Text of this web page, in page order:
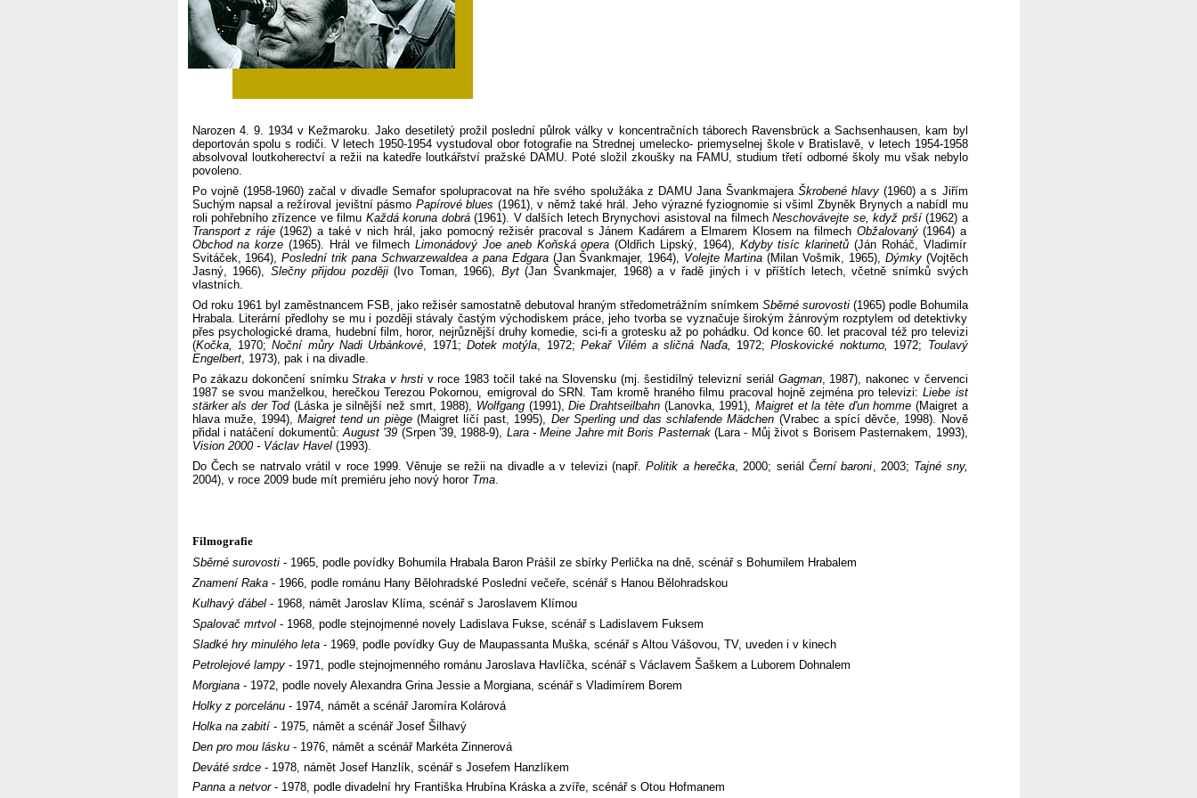
Narozen 4. 9. 1934 v Kežmaroku. Jako desetiletý prožil poslední půlrok války v koncentračních táborech Ravensbrück a Sachsenhausen, kam byl
deportován spolu s rodiči. V letech 1950-1954 vystudoval obor fotografie na Strednej umelecko- priemyselnej škole v Bratislavě, v letech 1954-1958
absolvoval loutkoherectví a režii na katedře loutkářství pražské DAMU. Poté složil zkoušky na FAMU, studium třetí odborné školy mu však nebylo
povoleno.
Po vojně (1958-1960) začal v divadle Semafor spolupracovat na hře svého spolužáka z DAMU Jana ŠvankmajeraŠkrobené hlavy(1960) a s Jiřím
Suchým napsal a režíroval jevištní pásmo Papírové blues (1961), v němž také hrál. Jeho výrazné fyziognomie si všiml Zbyněk Brynych a nabídl mu
roli pohřebního zřízence ve filmu Každá koruna dobrá(1961). V dalších letech Brynychovi asistoval na filmechNeschovávejte se, když prší(1962) a
Transport z ráje(1962) a také v nich hrál, jako pomocný režisér pracoval s Jánem Kadárem a Elmarem Klosem na filmech Obžalovaný(1964) a
Obchod na korze (1965). Hrál ve filmech Limonádový Joe aneb Koňská opera (Oldřich Lipský, 1964), Kdyby tisíc klarinetů (Ján Roháč, Vladimír
Svitáček, 1964), Poslední trik pana Schwarzewaldea a pana Edgara(Jan Švankmajer, 1964), Volejte Martina (Milan Vošmik, 1965), Dýmky (Vojtěch
Jasný, 1966),
Slečny přijdou později(Ivo Toman, 1966), Byt(Jan Švankmajer, 1968) a v řadě jiných i v příštích letech, včetně snímků svých
vlastních.
Od roku 1961 byl zaměstnancem FSB, jako režisér samostatně debutoval hraným středometrážním snímkem Sběrné surovosti (1965) podle Bohumila
Hrabala. Literární předlohy se mu i později stávaly častým východiskem práce, jeho tvorba se vyznačuje širokým žánrovým rozptylem od detektivky
přes psychologické drama, hudební film, horor, nejrůznější druhy komedie, sci-fi a grotesku až po pohádku. Od konce 60. let pracoval též pro televizi
(Kočka, 1970; Noční můry Nadi Urbánkové , 1971; Dotek motýla , 1972; Pekař Vilém a sličná Naďa, 1972; Ploskovické nokturno, 1972; Toulavý
Engelbert, 1973), pak i na divadle.
Po zákazu dokončení snímkuStraka v hrstiv roce 1983 točil také na Slovensku (mj. šestidílný televizní seriál Gagman, 1987), nakonec v červenci
1987 se svou manželkou, herečkou Terezou Pokornou, emigroval do SRN. Tam kromě hraného filmu pracoval hojně zejména pro televizi: Liebe ist
stärker als der Tod(Láska je silnější než smrt, 1988), Wolfgang (1991), Die Drahtseilbahn (Lanovka, 1991), Maigret et la tète d'un homme (Maigret a
hlava muže, 1994), Maigret tend un piège(Maigret líčí past, 1995), Der Sperling und das schlafende Mädchen (Vrabec a spící děvče, 1998). Nově
přidal i natáčení dokumentů: August '39 (Srpen '39, 1988-9), Lara - Meine Jahre mit Boris Pasternak(Lara - Můj život s Borisem Pasternakem, 1993),
Vision 2000 - Václav Havel(1993).
Do Čech se natrvalo vrátil v roce 1999. Věnuje se režii na divadle a v televizi (např.Politik a herečka , 2000; seriál Černí baroni , 2003; Tajné sny,
2004), v roce 2009 bude mít premiéru jeho nový hororTma.
Filmografie
Sběrné surovosti- 1965, podle povídky Bohumila Hrabala Baron Prášil ze sbírky Perlička na dně, scénář s Bohumilem Hrabalem
Znamení Raka- 1966, podle románu Hany Bělohradské Poslední večeře, scénář s Hanou Bělohradskou
Kulhavý ďábel- 1968, námět Jaroslav Klíma, scénář s Jaroslavem Klímou
Spalovač mrtvol- 1968, podle stejnojmenné novely Ladislava Fukse, scénář s Ladislavem Fuksem
Sladké hry minulého leta- 1969, podle povídky Guy de Maupassanta Muška, scénář s Altou Vášovou, TV, uveden i v kinech
Petrolejové lampy- 1971, podle stejnojmenného románu Jaroslava Havlíčka, scénář s Václavem Šaškem a Luborem Dohnalem
Morgiana- 1972, podle novely Alexandra Grina Jessie a Morgiana, scénář s Vladimírem Borem
Holky z porcelánu- 1974, námět a scénář Jaromíra Kolárová
Holka na zabití- 1975, námět a scénář Josef Šilhavý
Den pro mou lásku- 1976, námět a scénář Markéta Zinnerová
Deváté srdce- 1978, námět Josef Hanzlík, scénář s Josefem Hanzlíkem
Panna a netvor- 1978, podle divadelní hry Františka Hrubína Kráska a zvíře, scénář s Otou Hofmanem